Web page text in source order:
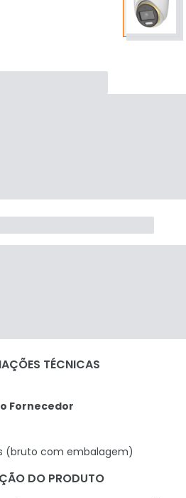
TÉCNICAS
Fornecedor
(bruto com embalagem)
DO PRODUTO